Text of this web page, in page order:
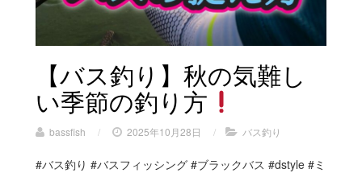
【バス釣り】秋の気難し
い季節の釣り方
bassfish / 2025年10月28日 / バス釣り
#バス釣り #バスフィッシング #ブラックバス #dstyle #ミ